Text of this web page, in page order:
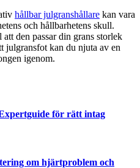
hållbar julgranshållare kan vara
och hållbarhetens skull.
den passar din grans storlek
julgransfot kan du njuta av en
igenom.
för rätt intag
om hjärtproblem och